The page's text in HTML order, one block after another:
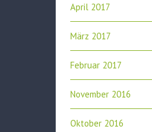
April 2017
März 2017
Februar 2017
November 2016
Oktober 2016